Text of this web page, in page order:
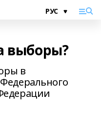
выборы?
в